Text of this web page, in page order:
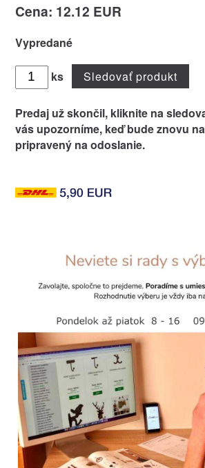
Cena: 12.12 EUR
Vypredané
ks Sledovať produkt
Predaj už skončil, kliknite na
vás upozorníme, keď bude znovu
pripravený na odoslanie.